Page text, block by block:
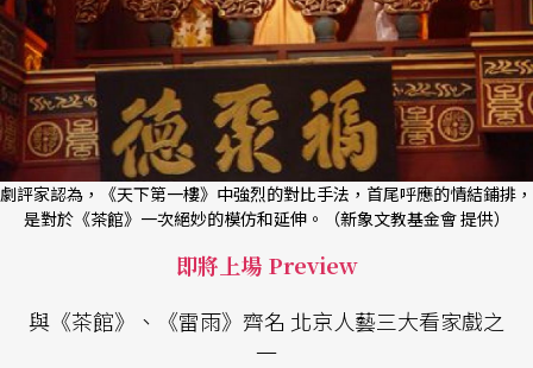
劇評家認為，《天下第一樓》中強烈的對比手法，首尾呼應的情結鋪排，
是對於《茶館》一次絕妙的模仿和延伸。（新象文教基金會 提供）
即將上場 Preview
與《茶館》、《雷雨》齊名 北京人藝三大看家戲之
一